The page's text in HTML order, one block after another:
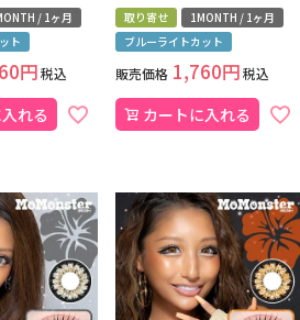
/ 1ヶ月
ト
税込
れる
取り寄せ
1MONTH / 1ヶ月
ブルーライトカット
販売価格 1,760 税込
カートに入れる